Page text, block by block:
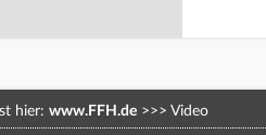
hier: www.FFH.de >>> Video